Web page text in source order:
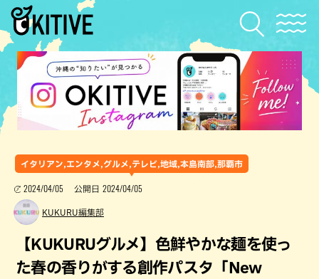
イタリアン,エンタメ,グルメ,テレビ,地域,本島南部,那覇市
2024/04/05 公開日 2024/04/05
KUKURU編集部
【KUKURUグルメ】色鮮やかな麺を使っ
た春の香りがする創作パスタ「New